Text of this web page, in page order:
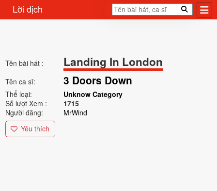
Lời dịch
Tên bài hát : Landing In London
Tên ca sĩ: 3 Doors Down
Thể loại:
Unknow Category
Số lượt Xem :
1715
Người đăng:
MrWind
Yêu thích